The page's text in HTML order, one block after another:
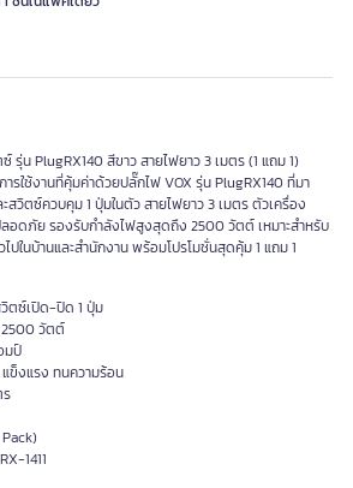
รุ่น PlugRX140 สีขาว สายไฟยาว 3 เมตร (1 แถม 1)
รใช้งานที่คุ้มค่าด้วยปลั๊กไฟ VOX รุ่น PlugRX140 ที่มา
วิตซ์ควบคุม 1 ปุ่มในตัว สายไฟยาว 3 เมตร ตัวเครื่อง
ดภัย รองรับกำลังไฟสูงสุดถึง 2500 วัตต์ เหมาะสำหรับ
ในบ้านและสำนักงาน พร้อมโปรโมชั่นสุดคุ้ม 1 แถม 1
ตซ์เปิด-ปิด 1 ปุ่ม
วัตต์
มป์
ข็งแรง ทนความร้อน
ร
1411